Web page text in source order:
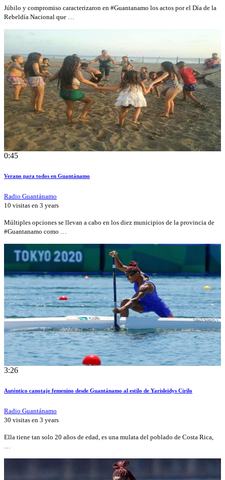
Júbilo y compromiso caracterizaron en #Guantanamo los actos por el Día de la
Rebeldía Nacional que …
0:45
Verano para todos en Guantánamo
Radio Guantánamo
10 visitas en 3 years
Múltiples opciones se llevan a cabo en los diez municipios de la provincia de
#Guantanamo como …
3:26
Auténtico canotaje femenino desde Guantánamo al estilo de Yarisleidys Cirilo
Radio Guantánamo
30 visitas en 3 years
Ella tiene tan solo 20 años de edad, es una mulata del poblado de Costa Rica,